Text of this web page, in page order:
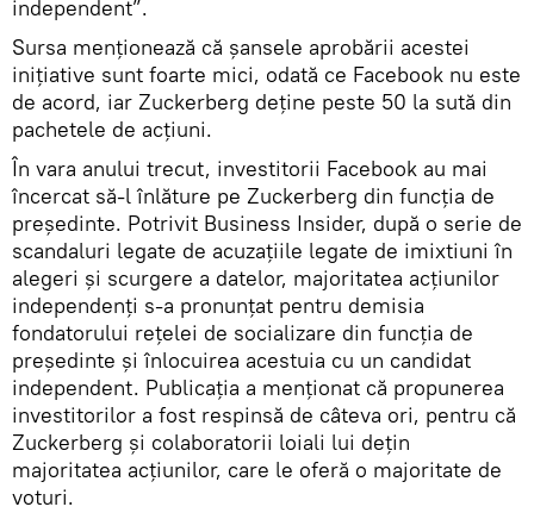
independent”.
Sursa menționează că șansele aprobării acestei
inițiative sunt foarte mici, odată ce Facebook nu este
de acord, iar Zuckerberg deține peste 50 la sută din
pachetele de acțiuni.
În vara anului trecut, investitorii Facebook au mai
încercat să-l înlăture pe Zuckerberg din funcția de
președinte. Potrivit Business Insider, după o serie de
scandaluri legate de acuzațiile legate de imixtiuni în
alegeri și scurgere a datelor, majoritatea acțiunilor
independenți s-a pronunțat pentru demisia
fondatorului rețelei de socializare din funcția de
președinte și înlocuirea acestuia cu un candidat
independent. Publicația a menționat că propunerea
investitorilor a fost respinsă de câteva ori, pentru că
Zuckerberg și colaboratorii loiali lui dețin
majoritatea acțiunilor, care le oferă o majoritate de
voturi.